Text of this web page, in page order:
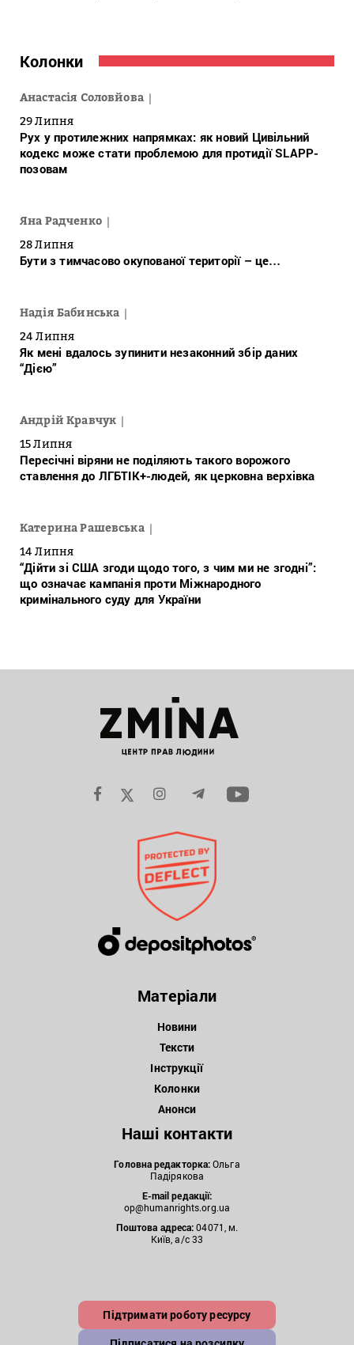
Колонки
Анастасія Соловйова
29 Липня
Рух у протилежних напрямках: як новий Цивільний
кодекс може стати проблемою для протидії SLAPP-
позовам
Яна Радченко
28 Липня
Бути з тимчасово окупованої території – це…
Надія Бабинська
24 Липня
Як мені вдалось зупинити незаконний збір даних
“Дією”
Андрій Кравчук
15 Липня
Пересічні віряни не поділяють такого ворожого
ставлення до ЛГБТІК+-людей, як церковна верхівка
Катерина Рашевська
14 Липня
“Дійти зі США згоди щодо того, з чим ми не згодні”:
що означає кампанія проти Міжнародного
кримінального суду для України
Матеріали
Новини
Тексти
Інструкції
Колонки
Анонси
Наші контакти
Головна редакторка:Ольга
Падірякова
E-mail редакції:
op@humanrights.org.ua
Поштова адреса:04071, м.
Київ, а/с 33
Підтримати роботу ресурсу